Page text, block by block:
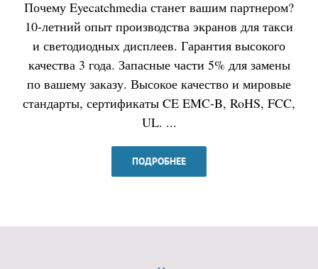
Почему Eyecatchmedia станет вашим партнером?
10-летний опыт производства экранов для такси
и светодиодных дисплеев. Гарантия высокого
качества 3 года. Запасные части 5% для замены
по вашему заказу. Высокое качество и мировые
стандарты, сертификаты CE EMC-B, RoHS, FCC,
UL. ...
ПОДРОБНЕЕ